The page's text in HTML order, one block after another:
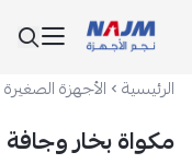
نجم الأجهزة
الرئيسية الأجهزة الصغيرة
مكواة بخار وجافة